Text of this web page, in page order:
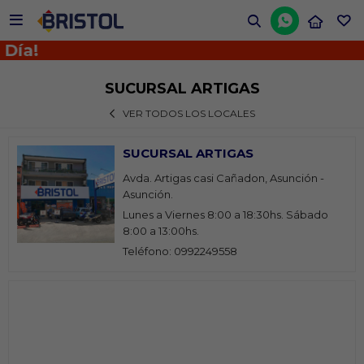


SUCURSAL ARTIGAS
VER TODOS LOS LOCALES
SUCURSAL ARTIGAS
Avda. Artigas casi Cañadon, Asunción -
Asunción.
Lunes a Viernes 8:00 a 18:30hs. Sábado
8:00 a 13:00hs.
Teléfono: 0992249558